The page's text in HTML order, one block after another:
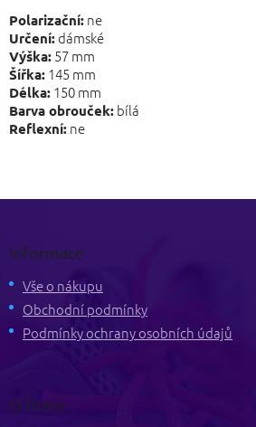
Polarizační: ne
Určení:dámské
Výška: 57 mm
Šířka: 145 mm
Délka: 150 mm
Barva obrouček: bílá
Reflexní: ne
Informace
Vše o nákupu
Obchodní podmínky
Podmínky ochrany osobních údajů
O firmě